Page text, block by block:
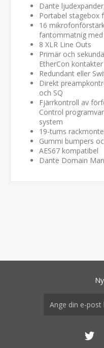
Dante
Portabel stagebox
16
fantommatnig
8 XLR Line Outs
Primär och
EtherCon kontakter
Redundant eller
Direkt
och SQ
Fjärrkontroll av
Control
system
19-tums
Gummi bumpers
AES67 kompatibel
Dante Domain